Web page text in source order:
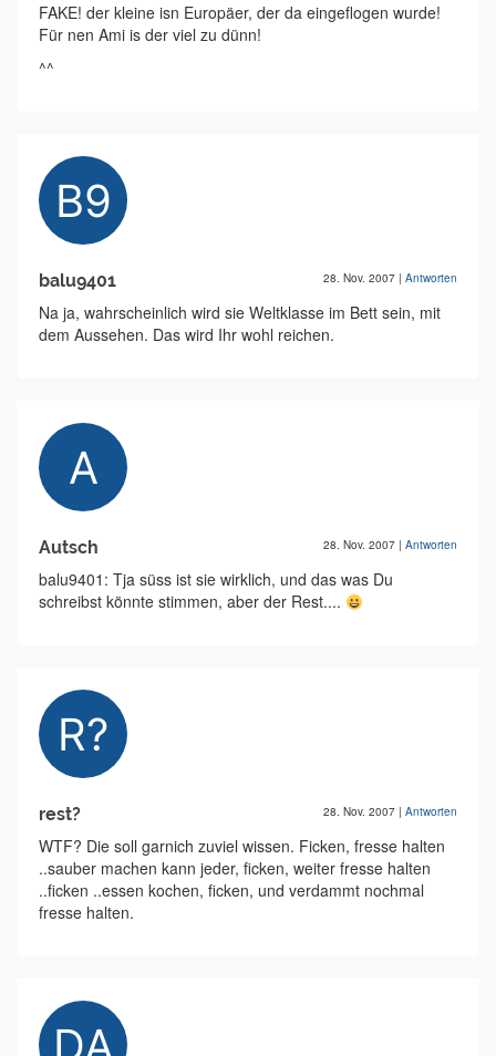
FAKE! der kleine isn Europäer, der da eingeflogen wurde!
Für nen Ami is der viel zu dünn!
^^
balu9401 28. Nov. 2007 | Antworten
Na ja, wahrscheinlich wird sie Weltklasse im Bett sein, mit
dem Aussehen. Das wird Ihr wohl reichen.
Autsch 28. Nov. 2007 | Antworten
balu9401: Tja süss ist sie wirklich, und das was Du
schreibst könnte stimmen, aber der Rest....
rest? 28. Nov. 2007 | Antworten
WTF? Die soll garnich zuviel wissen. Ficken, fresse halten
..sauber machen kann jeder, ficken, weiter fresse halten
..ficken ..essen kochen, ficken, und verdammt nochmal
fresse halten.